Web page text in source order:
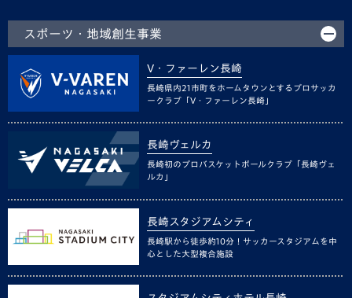
スポーツ・地域創生事業
V・ファーレン長崎
長崎県内21市町をホームタウンとするプロサッカ
ークラブ「V・ファーレン長崎」
長崎ヴェルカ
長崎初のプロバスケットボールクラブ「長崎ヴェ
ルカ」
長崎スタジアムシティ
長崎駅から徒歩約10分！サッカースタジアムを中
心とした大型複合施設